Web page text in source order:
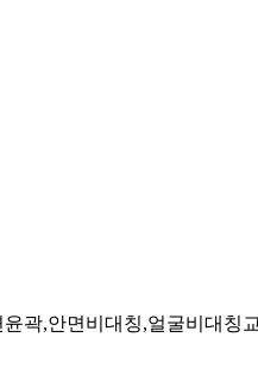
곽,안면비대칭,얼굴비대